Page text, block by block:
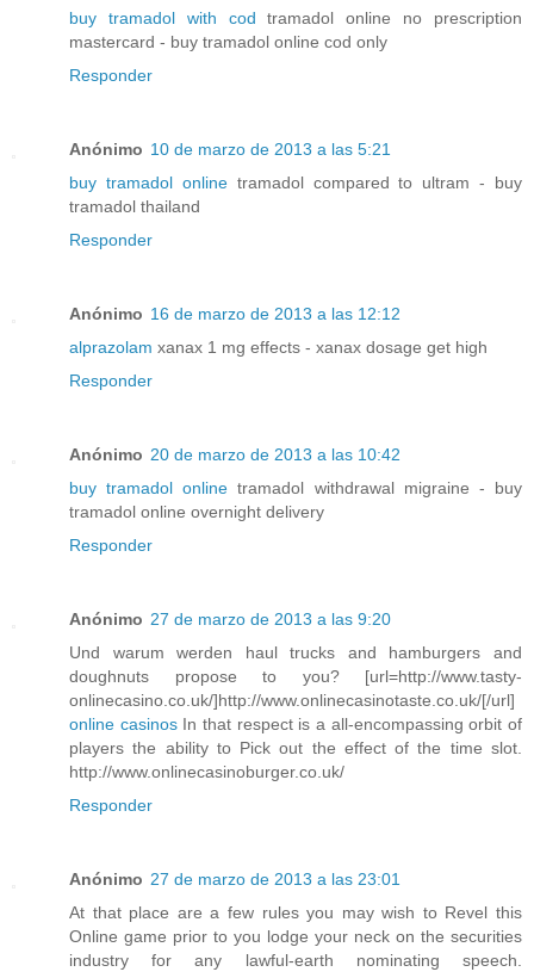
buy tramadol with cod tramadol online no prescription
mastercard - buy tramadol online cod only
Responder
Anónimo 10 de marzo de 2013 a las 5:21
buy tramadol onlinetramadol compared to ultram - buy
tramadol thailand
Responder
Anónimo 16 de marzo de 2013 a las 12:12
alprazolam xanax 1 mg effects - xanax dosage get high
Responder
Anónimo 20 de marzo de 2013 a las 10:42
buy tramadol online tramadol withdrawal migraine - buy
tramadol online overnight delivery
Responder
Anónimo 27 de marzo de 2013 a las 9:20
Und warum werden haul trucks and hamburgers and
doughnuts propose to you? [url=http://www.tasty-
onlinecasino.co.uk/]http://www.onlinecasinotaste.co.uk/[/url]
online casinosIn that respect is a all-encompassing orbit of
players the ability to Pick out the effect of the time slot.
http://www.onlinecasinoburger.co.uk/
Responder
Anónimo 27 de marzo de 2013 a las 23:01
At that place are a few rules you may wish to Revel this
Online game prior to you lodge your neck on the securities
industry for any lawful-earth nominating speech.